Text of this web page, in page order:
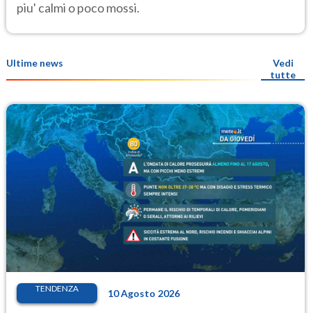
piu' calmi o poco mossi.
Ultime news
Vedi
tutte
TENDENZA 10 Agosto 2026